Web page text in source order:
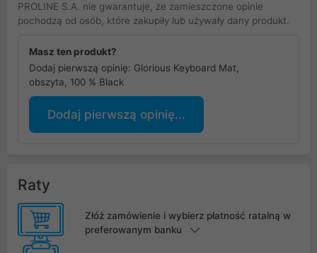
PROLINE S.A. nie gwarantuje, że zamieszczone opinie
pochodzą od osób, które zakupiły lub używały dany produkt.
Masz ten produkt?
Dodaj pierwszą opinię: Glorious Keyboard Mat,
obszyta, 100 % Black
Dodaj pierwszą opinię...
Raty
Złóż zamówienie i wybierz płatność ratalną w
preferowanym banku